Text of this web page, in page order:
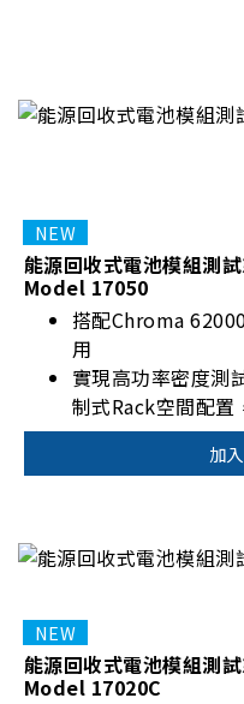
能源回收式電池模組測
Model 17050
搭配Chroma
用
實現高功率密度測
制式Rack空間配
加
能源回收式電池模組測
Model 17020C